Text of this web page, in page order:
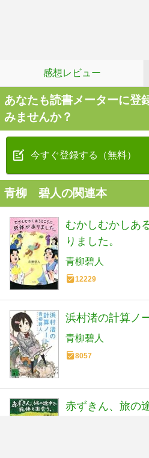
感想レビュー
あなたも読書メーターに登
みませんか？
今すぐ登録する（無料）
青柳 碧人の関連本
むかしむかしあ
りました。
青柳碧人
12229
浜村渚の計算ノ
青柳碧人
8057
赤ずきん、旅の